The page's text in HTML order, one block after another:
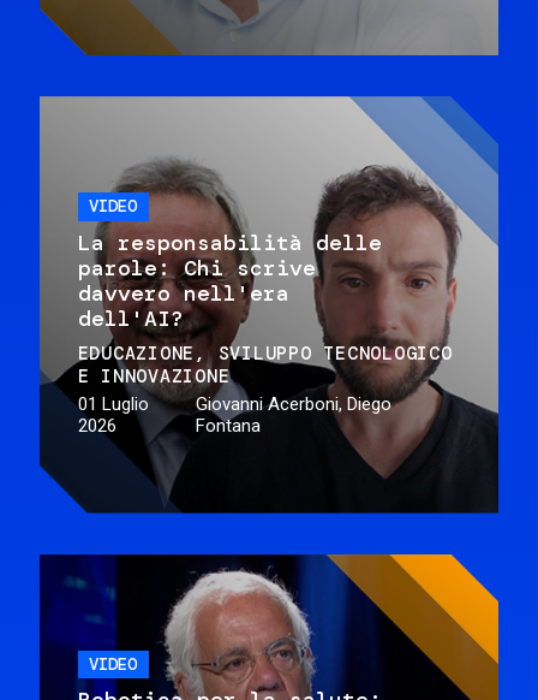
VIDEO
La responsabilità delle
parole: Chi scrive
davvero nell'era
dell'AI?
EDUCAZIONE
SVILUPPO TECNOLOGICO
E INNOVAZIONE
01 Luglio
2026
Giovanni Acerboni, Diego
Fontana
VIDEO